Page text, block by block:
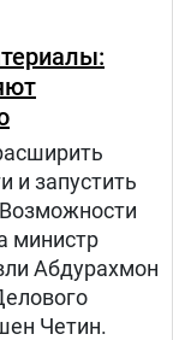
и запустить
министр
Абдурахмон
Четин.